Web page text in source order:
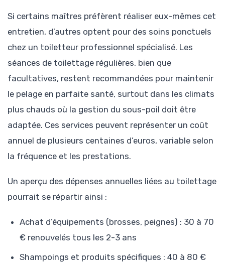
Si certains maîtres préfèrent réaliser eux-mêmes cet
entretien, d’autres optent pour des soins ponctuels
chez un toiletteur professionnel spécialisé. Les
séances de toilettage régulières, bien que
facultatives, restent recommandées pour maintenir
le pelage en parfaite santé, surtout dans les climats
plus chauds où la gestion du sous-poil doit être
adaptée. Ces services peuvent représenter un coût
annuel de plusieurs centaines d’euros, variable selon
la fréquence et les prestations.
Un aperçu des dépenses annuelles liées au toilettage
pourrait se répartir ainsi :
Achat d’équipements (brosses, peignes) : 30 à 70
€ renouvelés tous les 2-3 ans
Shampoings et produits spécifiques : 40 à 80 €